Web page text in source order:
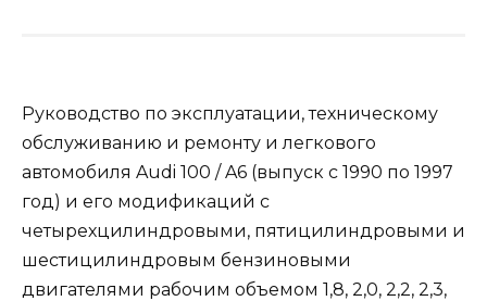
Руководство по эксплуатации, техническому
обслуживанию и ремонту и легкового
автомобиля Audi 100 / A6 (выпуск с 1990 по 1997
год) и его модификаций с
четырехцилиндровыми, пятицилиндровыми и
шестицилиндровым бензиновыми
двигателями рабочим объемом 1,8, 2,0, 2,2, 2,3,